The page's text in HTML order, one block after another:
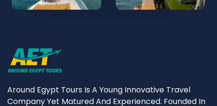
Around Egypt Tours Is A Young Innovative Travel
Company Yet Matured And Experienced. Founded In